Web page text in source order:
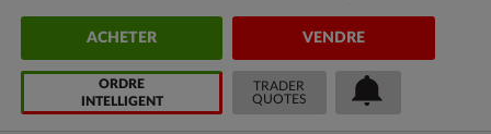
ACHETER VENDRE
ORDRE
INTELLIGENT
TRADER
QUOTES